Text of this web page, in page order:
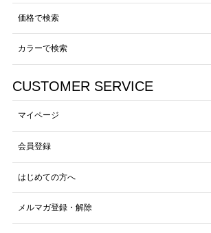
価格で検索
カラーで検索
CUSTOMER SERVICE
マイページ
会員登録
はじめての方へ
メルマガ登録・解除